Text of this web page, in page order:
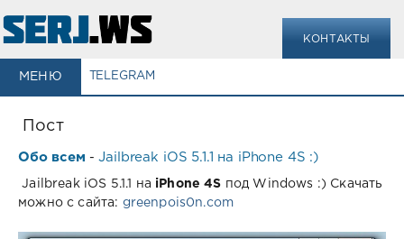
КОНТАКТЫ
МЕНЮ TELEGRAM
Пост
Обо всем -Jailbreak iOS 5.1.1 на iPhone 4S :)
Jailbreak iOS 5.1.1 на iPhone 4S под Windows :) Скачать
можно с сайта: greenpois0n.com